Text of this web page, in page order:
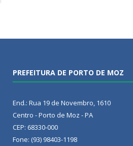
PREFEITURA DE PORTO DE MOZ
End.: Rua 19 de Novembro, 1610
Centro - Porto de Moz - PA
CEP: 68330-000
Fone: (93) 98403-1198